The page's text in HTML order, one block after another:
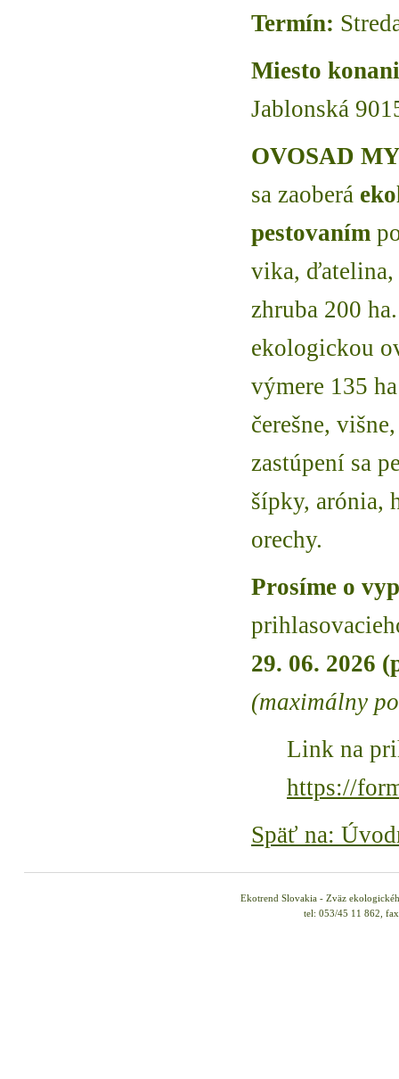
Termín:
Miesto
Jablonská
OVOSAD
sa zaoberá
pestovaním
vika, ďatelina,
zhruba 200
ekologickou
výmere 135
čerešne,
zastúpení sa
šípky, arónia,
orechy.
Prosíme o
29. 06. 2026
(maximálny
Link na
https://
Späť na:
Ekotrend Slovakia - Zväz
tel: 053/45 11 862,